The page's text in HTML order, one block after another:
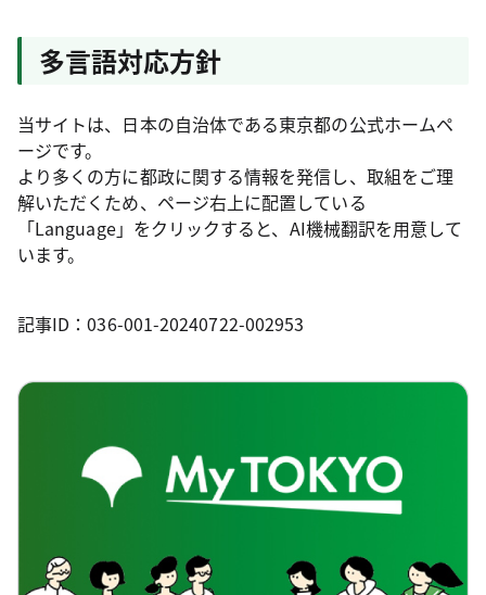
多言語対応方針
当サイトは、日本の自治体である東京都の公式ホームペ
ージです。
より多くの方に都政に関する情報を発信し、取組をご理
解いただくため、ページ右上に配置している
「Language」をクリックすると、AI機械翻訳を用意して
います。
記事ID：036-001-20240722-002953